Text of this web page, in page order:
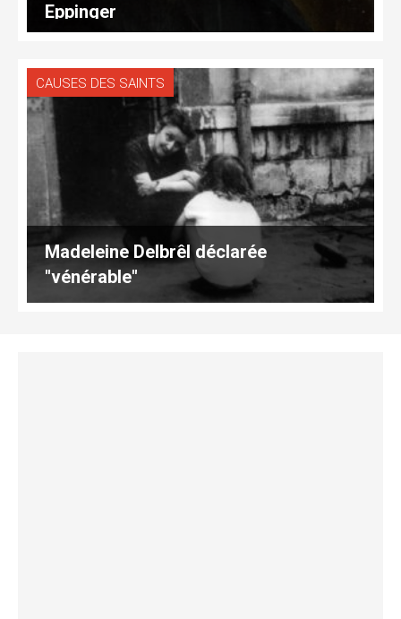
Eppinger
CAUSES DES SAINTS
Madeleine Delbrêl déclarée
"vénérable"